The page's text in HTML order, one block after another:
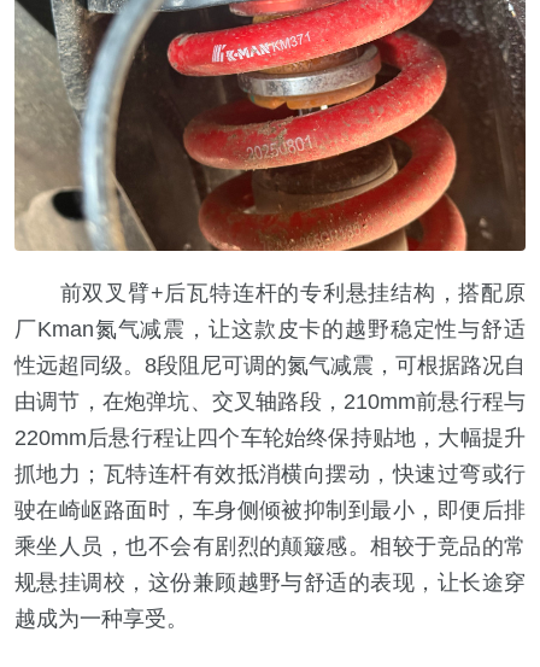
前双叉臂+后瓦特连杆的专利悬挂结构，搭配原
厂Kman氮气减震，让这款皮卡的越野稳定性与舒适
性远超同级。8段阻尼可调的氮气减震，可根据路况自
由调节，在炮弹坑、交叉轴路段，210mm前悬行程与
220mm后悬行程让四个车轮始终保持贴地，大幅提升
抓地力；瓦特连杆有效抵消横向摆动，快速过弯或行
驶在崎岖路面时，车身侧倾被抑制到最小，即便后排
乘坐人员，也不会有剧烈的颠簸感。相较于竞品的常
规悬挂调校，这份兼顾越野与舒适的表现，让长途穿
越成为一种享受。